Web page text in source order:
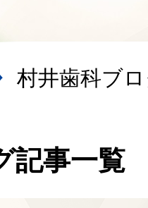
村井歯科ブ
記事一覧